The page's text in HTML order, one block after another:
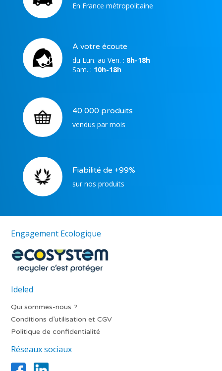
En France métropolitaine
A votre écoute
du Lun. au Ven. : 8h-18h
Sam. : 10h-18h
40 000 produits
vendus par mois
Fiabilité de +99%
sur nos produits
Engagement Ecologique
Ideled
Qui sommes-nous ?
Conditions d’utilisation et CGV
Politique de confidentialité
Réseaux sociaux